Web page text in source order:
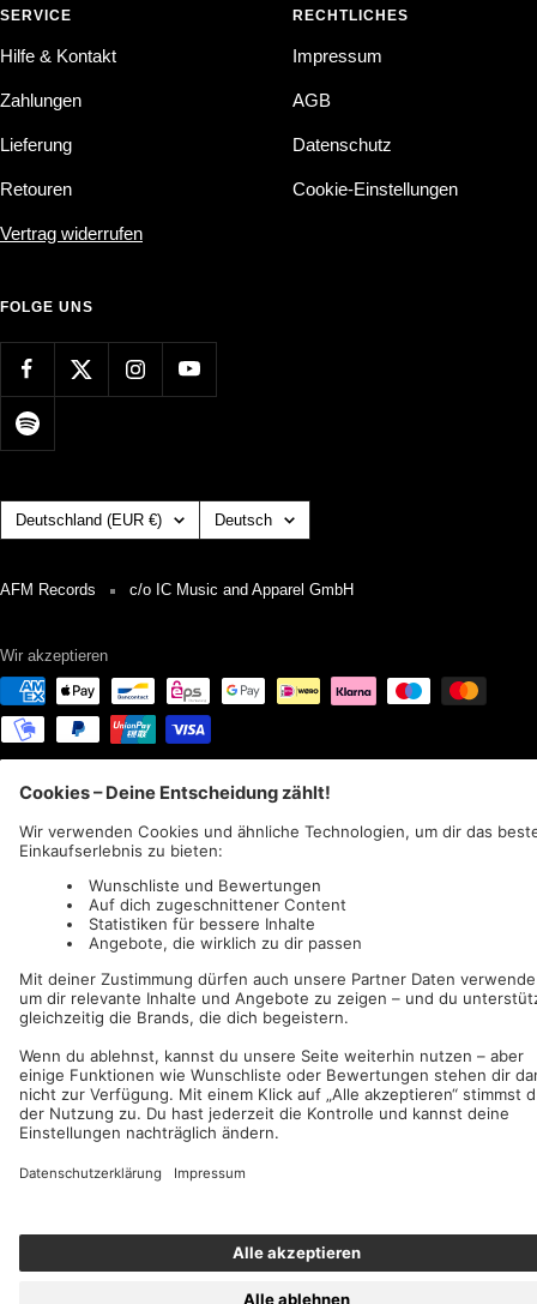
SERVICE
Hilfe & Kontakt
Zahlungen
Lieferung
Retouren
Vertrag widerrufen
RECHTLICHES
Impressum
AGB
Datenschutz
Cookie-Einstellungen
FOLGE UNS
Land/Region Deutschland (EUR €) Sprache
Deutsch
AFM Records c/o IC Music and Apparel GmbH
Wir akzeptieren